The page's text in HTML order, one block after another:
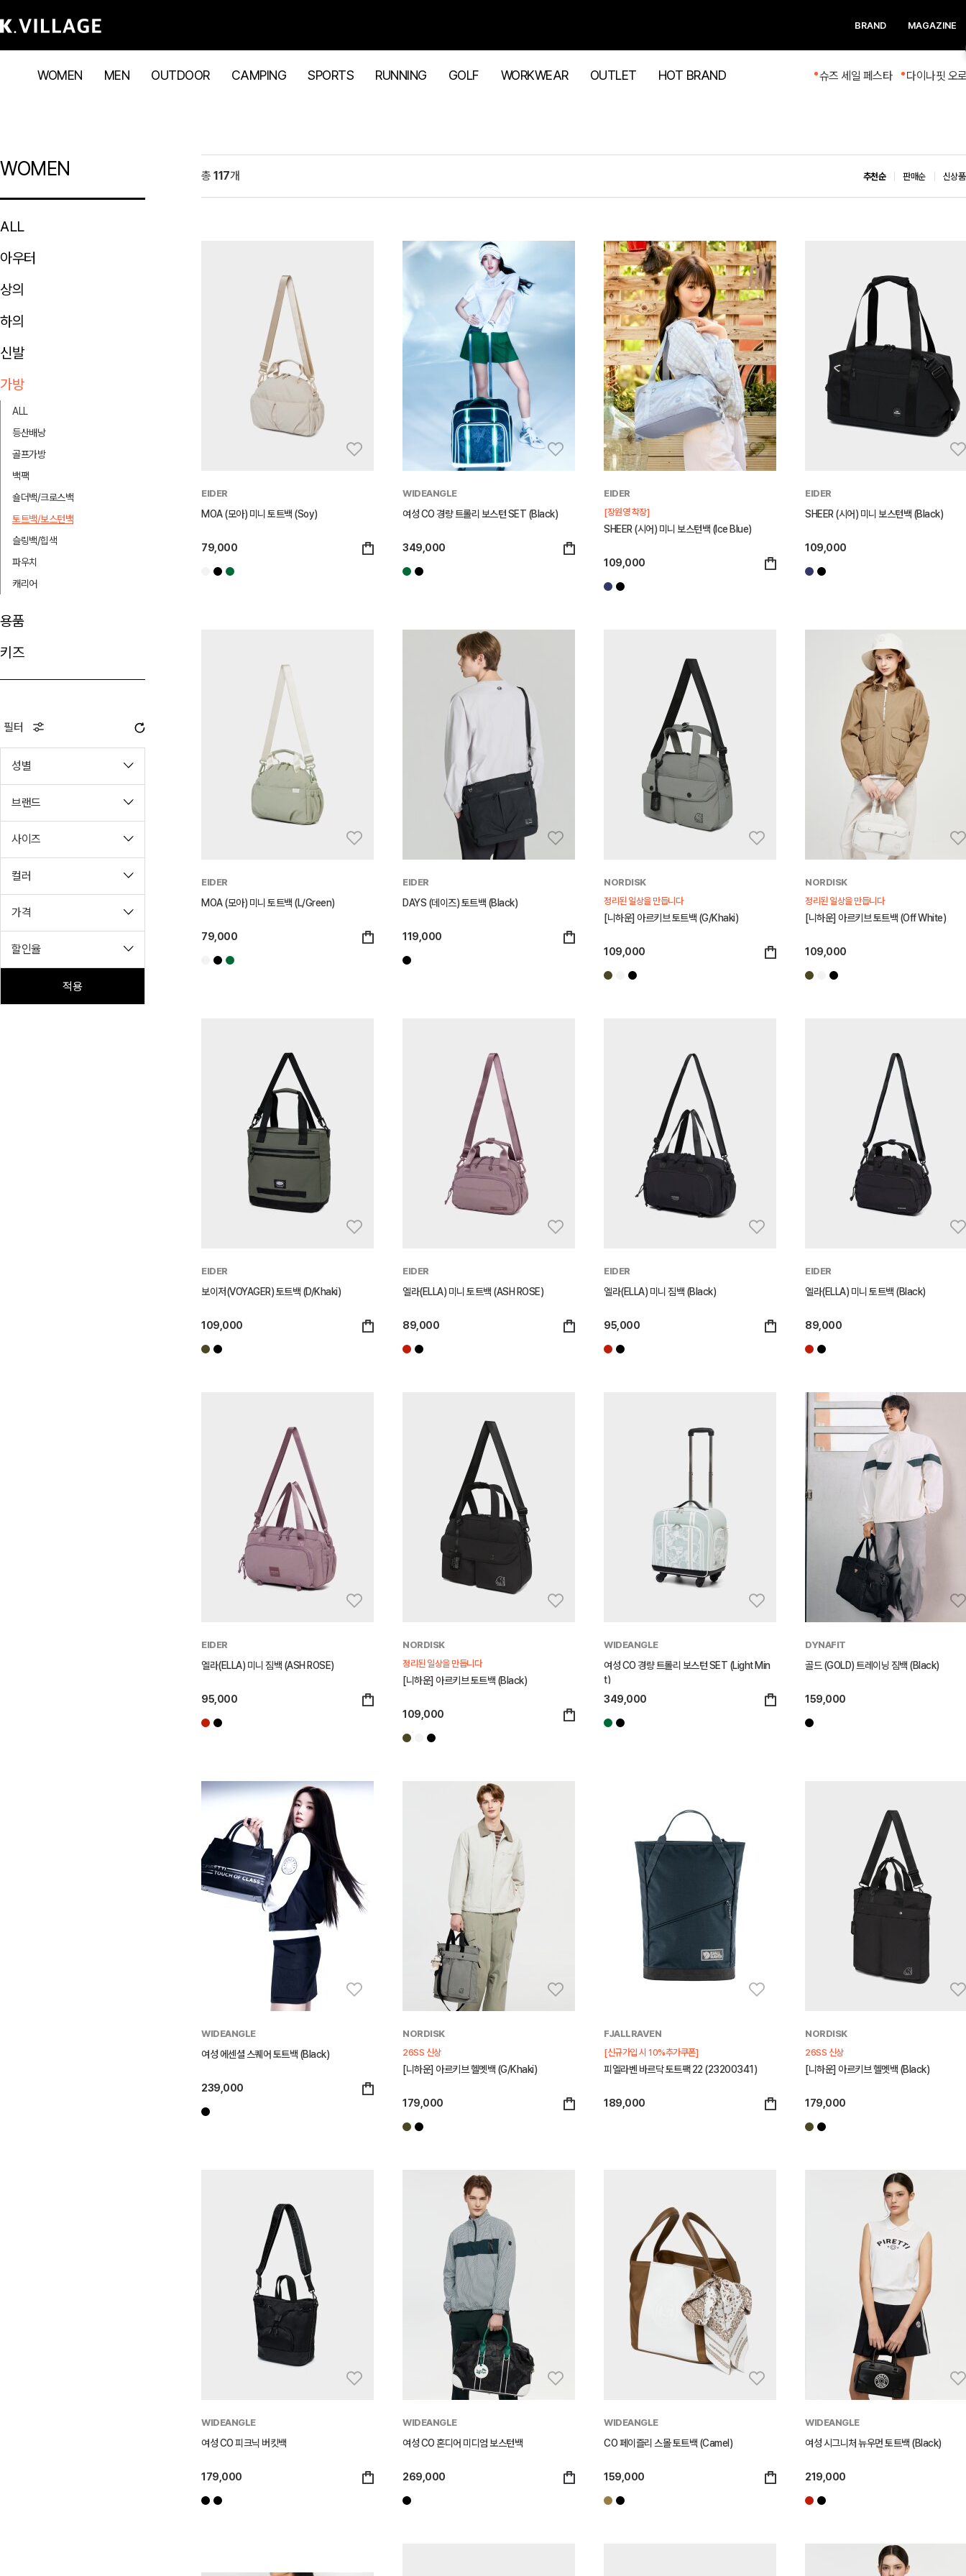
BRAND MAGAZINE
WOMEN MEN OUTDOOR CAMPING SPORTS RUNNING GOLF WORKWEAR OUTLET HOT BRAND 슈즈 세일 페스타 다이나핏 오
WOMEN
ALL
아우터
상의
하의
신발
가방
ALL
등산배낭
골프가방
백팩
숄더백/크로스백
토트백/보스턴백
슬링백/힙색
파우치
캐리어
용품
키즈
필터
성별
브랜드
사이즈
컬러
가격
할인율
적용
총 117개 추천순 판매순 신상
EIDER
MOA (모아) 미니 토트백 (Soy)
79,000
WIDEANGLE
여성 CO 경량 트롤리 보스턴 SET (Black)
349,000
EIDER
[장원영 착장]
SHEER (시어) 미니 보스턴백 (Ice Blue)
109,000
EIDER
SHEER (시어) 미니 보스턴백 (Black)
109,000
EIDER
MOA (모아) 미니 토트백 (L/Green)
79,000
EIDER
DAYS (데이즈) 토트백 (Black)
119,000
NORDISK
정리된 일상을 만듭니다
[니하운] 아르키브 토트백 (G/Khaki)
109,000
NORDISK
정리된 일상을 만듭니다
[니하운] 아르키브 토트백 (Off White)
109,000
EIDER
보이저(VOYAGER) 토트백 (D/Khaki)
109,000
EIDER
엘라(ELLA) 미니 토트백 (ASH ROSE)
89,000
EIDER
엘라(ELLA) 미니 짐백 (Black)
95,000
EIDER
엘라(ELLA) 미니 토트백 (Black)
89,000
EIDER
엘라(ELLA) 미니 짐백 (ASH ROSE)
95,000
NORDISK
정리된 일상을 만듭니다
[니하운] 아르키브 토트백 (Black)
109,000
WIDEANGLE
여성 CO 경량 트롤리 보스턴 SET (Light Min
t)
349,000
DYNAFIT
골드 (GOLD) 트레이닝 짐백 (Black)
159,000
WIDEANGLE
여성 에센셜 스퀘어 토트백 (Black)
239,000
NORDISK
26SS 신상
[니하운] 아르키브 헬멧백 (G/Khaki)
179,000
FJALLRAVEN
[신규가입 시 10%추가쿠폰]
피엘라벤 바르닥 토트팩 22 (23200341)
189,000
NORDISK
26SS 신상
[니하운] 아르키브 헬멧백 (Black)
179,000
WIDEANGLE
여성 CO 피크닉 버킷백
179,000
WIDEANGLE
여성 CO 혼디어 미디엄 보스턴백
269,000
WIDEANGLE
CO 페이즐리 스몰 토트백 (Camel)
159,000
WIDEANGLE
여성 시그니처 뉴우먼 토트백 (Black)
219,000